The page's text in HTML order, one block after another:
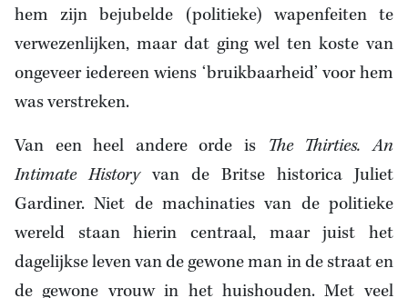
hem zijn bejubelde (politieke) wapenfeiten te
verwezenlijken, maar dat ging wel ten koste van
ongeveer iedereen wiens ‘bruikbaarheid’ voor hem
was verstreken.
Van een heel andere orde is The Thirties. An
Intimate Historyvan de Britse historica Juliet
Gardiner. Niet de machinaties van de politieke
wereld staan hierin centraal, maar juist het
dagelijkse leven van de gewone man in de straat en
de gewone vrouw in het huishouden. Met veel